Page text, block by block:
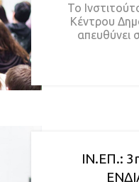
Το
Κέντρου
απευθύνει
ΙΝ.ΕΠ.: